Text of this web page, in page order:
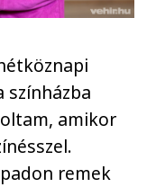
amikor
remek